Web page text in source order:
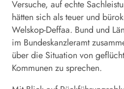
Versuche, auf echte
hätten sich als teuer und
Welskop-Deffaa. Bund und
im Bundeskanzleramt
über die Situation von
Kommunen zu sprechen.